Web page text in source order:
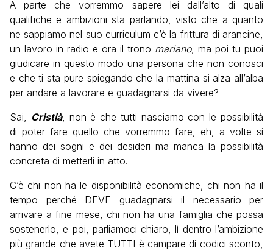
A parte che vorremmo sapere lei dall’alto di quali
qualifiche e ambizioni sta parlando, visto che a quanto
ne sappiamo nel suo curriculum c’è la frittura di arancine,
un lavoro in radio e ora il trono mariano, ma poi tu puoi
giudicare in questo modo una persona che non conosci
e che ti sta pure spiegando che la mattina si alza all’alba
per andare a lavorare e guadagnarsi da vivere?
Sai,
Cristià, non è che tutti nasciamo con le possibilità
di poter fare quello che vorremmo fare, eh, a volte si
hanno dei sogni e dei desideri ma manca la possibilità
concreta di metterli in atto.
C’è chi non ha le disponibilità economiche, chi non ha il
tempo perché DEVE guadagnarsi il necessario per
arrivare a fine mese, chi non ha una famiglia che possa
sostenerlo, e poi, parliamoci chiaro, lì dentro l’ambizione
più grande che avete TUTTI è campare di codici sconto,